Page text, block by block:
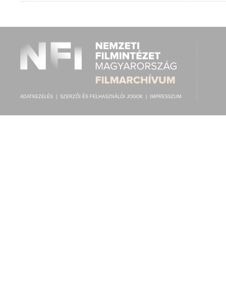
ADATKEZELÉS SZERZŐI ÉS FELHASZNÁLÓI JOGOK IMPRESSZUM